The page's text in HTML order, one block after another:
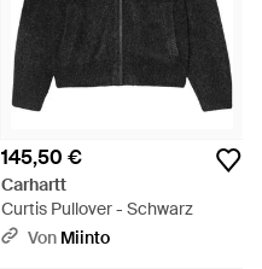
145,50 €
Carhartt
Curtis Pullover - Schwarz
Von Miinto